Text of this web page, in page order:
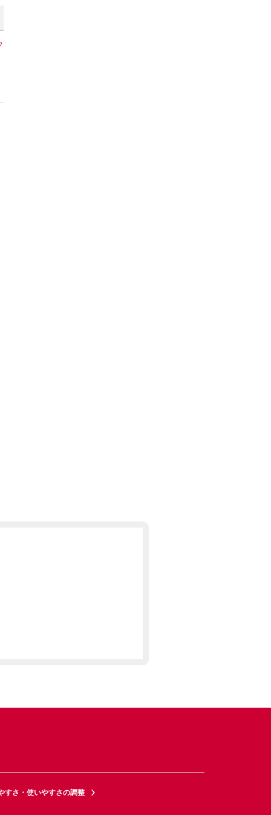
すさ・使いやすさの調整